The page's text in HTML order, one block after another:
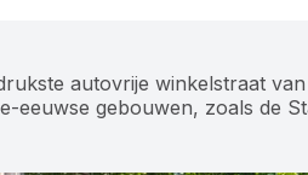
autovrije winkelstraat
eeuwse gebouwen, zoals de